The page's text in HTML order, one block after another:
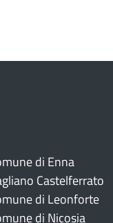
di Enna
Castelferrato
di Leonforte
di Nicosia